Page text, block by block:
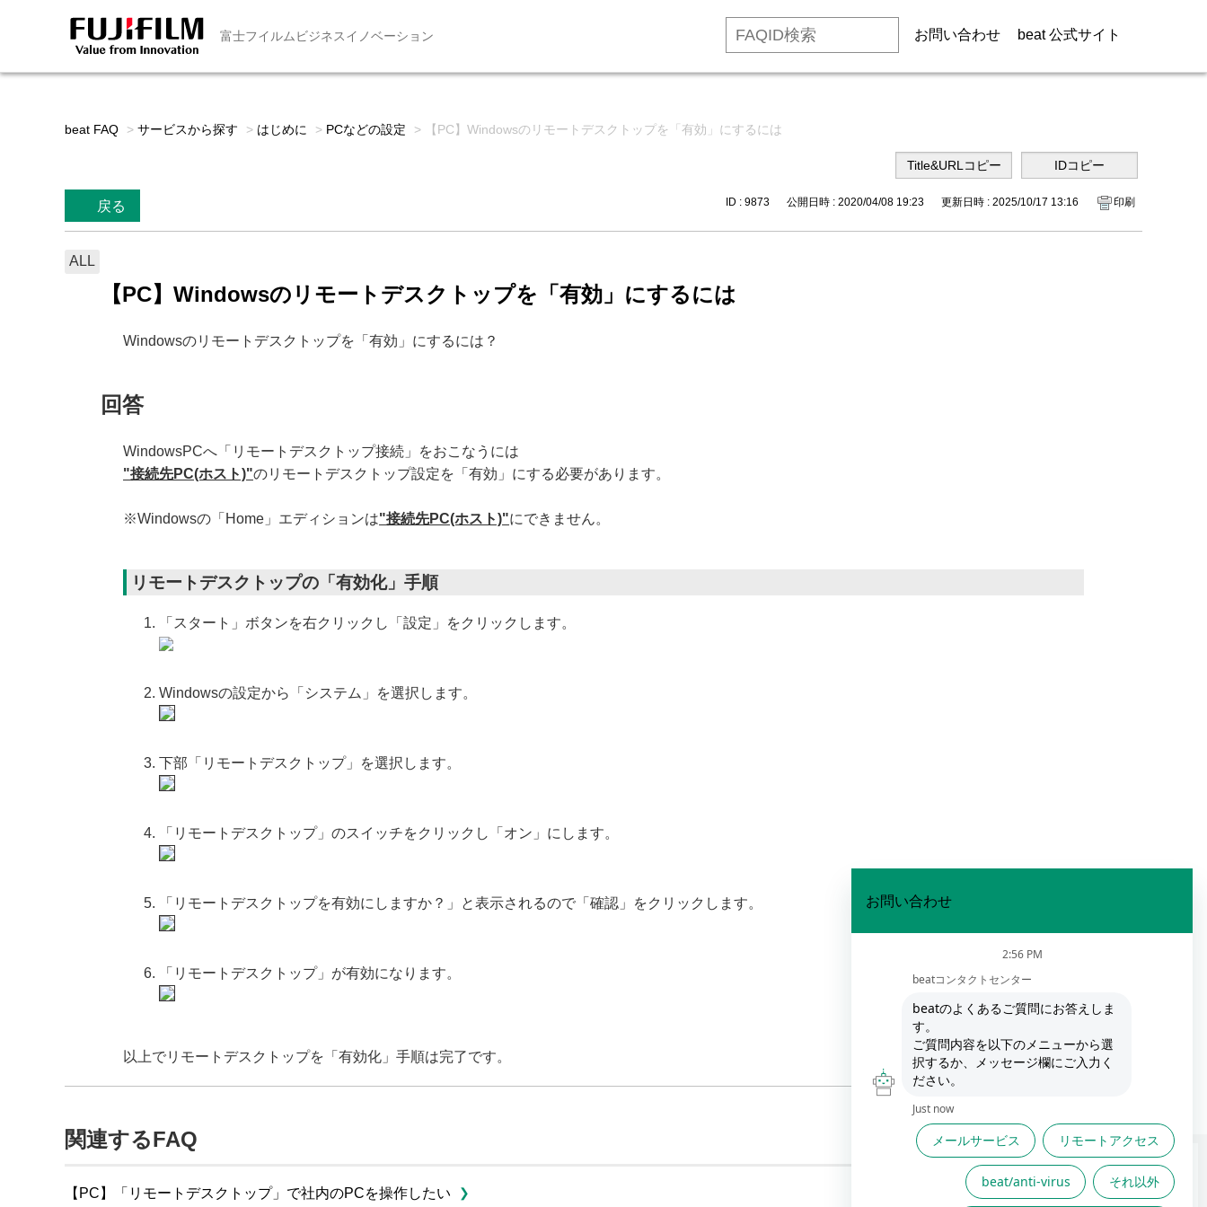
富士フイルムビジネスイノベーション お問い合わせ beat 公式サイト
beat FAQ > サービスから探す > はじめに > PCなどの設定 > 【PC】Windowsのリモートデスクトップを「有効」にするには
戻る ID : 9873 公開日時 : 2020/04/08 19:23 更新日時 : 2025/10/17 13:16 印刷
ALL
【PC】Windowsのリモートデスクトップを「有効」にするには
Windowsのリモートデスクトップを「有効」にするには？
回答
WindowsPCへ「リモートデスクトップ接続」をおこなうには
"接続先PC(ホスト)"のリモートデスクトップ設定を「有効」にする必要があります。
※Windowsの「Home」エディションは"接続先PC(ホスト)"にできません。
リモートデスクトップの「有効化」手順
「スタート」ボタンを右クリックし「設定」をクリックします。
Windowsの設定から「システム」を選択します。
下部「リモートデスクトップ」を選択します。
「リモートデスクトップ」のスイッチをクリックし「オン」にします。
「リモートデスクトップを有効にしますか？」と表示されるので「確認」をクリックします。
「リモートデスクトップ」が有効になります。
以上でリモートデスクトップを「有効化」手順は完了です。
関連するFAQ
【PC】「リモートデスクトップ」で社内のPCを操作したい
FAQは役に立ちましたか？